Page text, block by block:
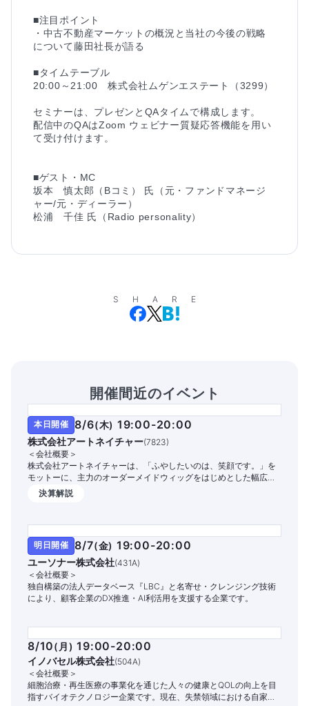
■注目ポイント
・中古不動産マーケットの概況と当社の今後の戦略
について藤田社長が語る
■タイムテーブル
20:00～21:00　株式会社ムゲンエステート（3299）
セミナーは、プレゼンとQAタイムで構成します。
配信中のQAはZoom ウェビナー質疑応答機能を用い
て受け付けます。
■ゲスト・MC
坂本　慎太郎（Bコミ） 氏（元・ファンドマネージ
ャー/元・ディーラー）
SHARE
開催間近のイベント
本日開催 8/6(木) 19:00-20:00
株式会社アートネイチャー(7823)
＜会社概要＞
株式会社アートネイチャーは、「ふやしたいのは、笑顔です。」を
モットーに、主力のオーダーメイドウィッグをはじめとした幅広い
商品・サービスを提供する国内シェアNo.1の総合毛髪企業です。
決算解説
明日開催 8/7(金) 19:00-20:00
ユーソナー株式会社(431A)
＜会社概要＞
独自構築の法人データベース『LBC』と名寄せ・クレンジング技術
により、顧客企業のDX推進・AI利活用を支援する企業です。
8/10( 月) 19:00-20:00
イノバセル株式会社(504A)
＜会社概要＞
細胞治療・再生医療の事業化を通じた人々の健康とQOLの向上を目
指すバイオテクノロジー企業です。現在、失禁領域における自家細